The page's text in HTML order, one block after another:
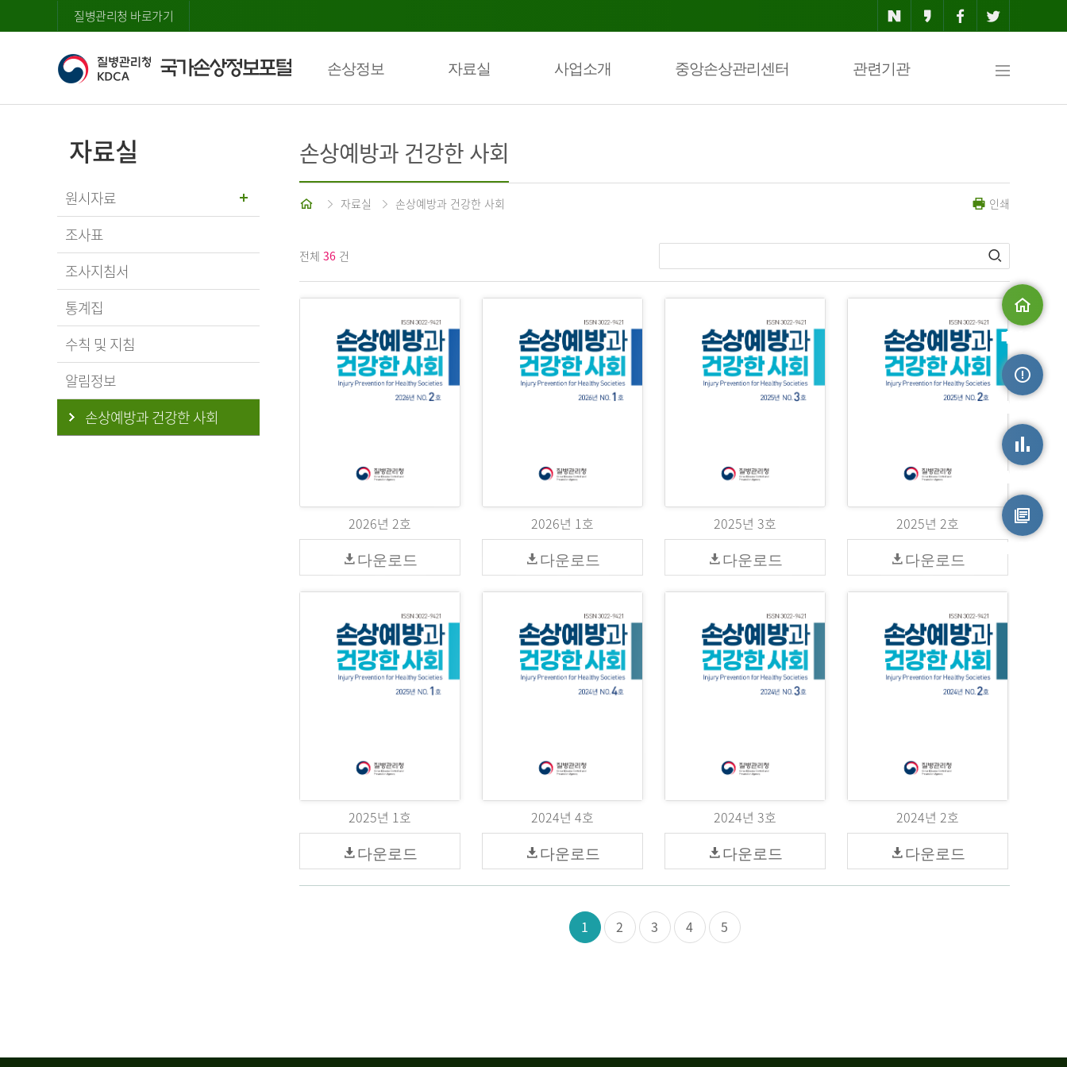
질병관리청 바로가기
손상정보 자료실 사업소개 중앙손상관리센터 관련기관
맵
자료실
원시자료
조사표
조사지침서
통계집
수칙 및 지침
알림정보
손상예방과 건강한 사회
손상예방과 건강한 사회
홈 자료실 손상예방과 건강한 사회 인쇄
전체 36 건
2026년 2호
다운로드
2026년 1호
다운로드
2025년 3호
다운로드
2025년 2호
다운로드
2025년 1호
다운로드
2024년 4호
다운로드
2024년 3호
다운로드
2024년 2호
다운로드
1 2 3 4 5
메인으로
원시자료